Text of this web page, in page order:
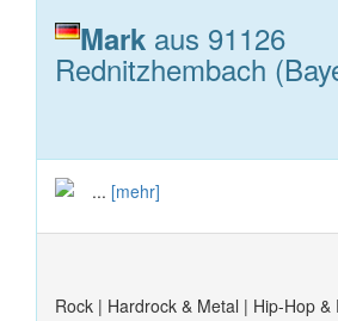
Mark aus 91126
Rednitzhembach
... [mehr]
Rock | Hardrock & Metal | Hip-Hop &